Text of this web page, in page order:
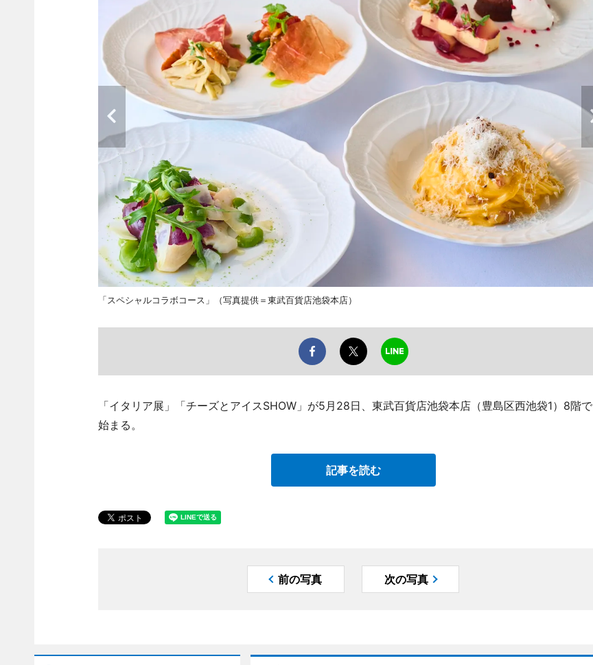
「スペシャルコラボコース」（写真提供＝東武百貨店池袋本店）
「イタリア展」「チーズとアイスSHOW」が5月28日、東武百貨店池袋本店（豊島区西池袋1）8階で
始まる。
記事を読む
前の写真 次の写真